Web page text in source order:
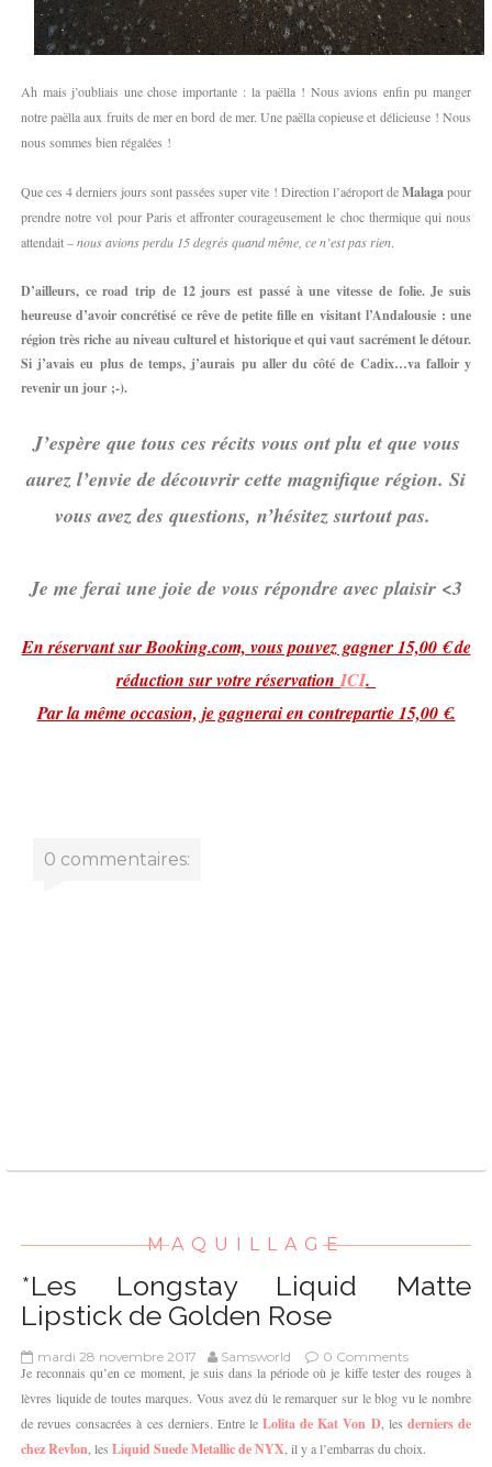
Ah mais j’oubliais une chose importante : la paëlla ! Nous avions enfin pu manger
notre paëlla aux fruits de mer en bord de mer. Une paëlla copieuse et délicieuse ! Nous
nous sommes bien régalées !
Que ces 4 derniers jours sont passées super vite ! Direction l’aéroport deMalagapour
prendre notre vol pour Paris et affronter courageusement le choc thermique qui nous
attendait –nous avions perdu 15 degrés quand même, ce n’est pas rien.
D’ailleurs, ce road trip de 12 jours est passé à une vitesse de folie. Je suis
heureuse d’avoir concrétisé ce rêve de petite fille en visitant l’Andalousie : une
région très riche au niveau culturel et historique et qui vaut sacrément le détour.
Si j’avais eu plus de temps, j’aurais pu aller du côté de Cadix…va falloir y
revenir un jour ;-).
J’espère que tous ces récits vous ont plu et que vous
aurez l’envie de découvrir cette magnifique région. Si
vous avez des questions, n’hésitez surtout pas.
Je me ferai une joie de vous répondre avec plaisir <3
En réservant sur Booking.com, vous pouvez gagner 15,00 € de
réduction sur votre réservationICI.
Par la même occasion, je gagnerai en contrepartie 15,00 €.
0 commentaires:
MAQUILLAGE
*Les Longstay Liquid Matte
Lipstick de Golden Rose
mardi 28 novembre 2017 Samsworld 0 Comments
Je reconnais qu’en ce moment, je suis dans la période où je kiffe tester des rouges à
lèvres liquide de toutes marques. Vous avez dû le remarquer sur le blog vu le nombre
de revues consacrées à ces derniers. Entre leLolita de Kat Von D, les derniers de
chez Revlon, les Liquid Suede Metallic de NYX, il y a l’embarras du choix.